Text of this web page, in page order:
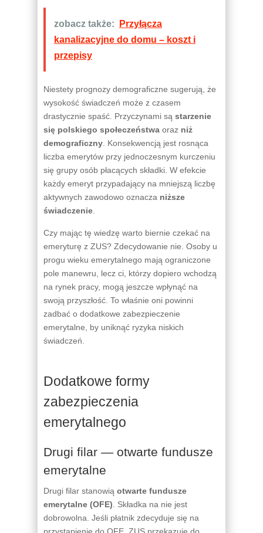
zobacz także:
Przyłącza
kanalizacyjne do domu – koszt i
przepisy
Niestety prognozy demograficzne sugerują, że
wysokość świadczeń może z czasem
drastycznie spaść. Przyczynami są starzenie
się polskiego społeczeństwa oraz niż
demograficzny . Konsekwencją jest rosnąca
liczba emerytów przy jednoczesnym kurczeniu
się grupy osób płacących składki. W efekcie
każdy emeryt przypadający na mniejszą liczbę
aktywnych zawodowo oznacza niższe
świadczenie
Czy mając tę wiedzę warto biernie czekać na
emeryturę z ZUS? Zdecydowanie nie. Osoby u
progu wieku emerytalnego mają ograniczone
pole manewru, lecz ci, którzy dopiero wchodzą
na rynek pracy, mogą jeszcze wpłynąć na
swoją przyszłość. To właśnie oni powinni
zadbać o dodatkowe zabezpieczenie
emerytalne, by uniknąć ryzyka niskich
świadczeń.
Dodatkowe formy
zabezpieczenia
emerytalnego
Drugi filar — otwarte fundusze
emerytalne
Drugi filar stanowią otwarte fundusze
emerytalne (OFE) . Składka na nie jest
dobrowolna. Jeśli płatnik zdecyduje się na
przystąpienie do OFE, ZUS przekazuje do